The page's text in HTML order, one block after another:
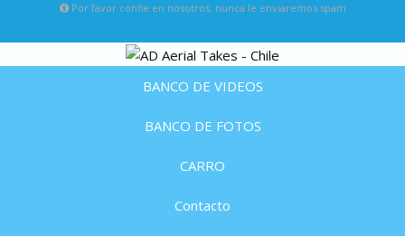
Por favor confie en nosotros, nunca le enviaremos spam
BANCO DE VIDEOS
BANCO DE FOTOS
CARRO
Contacto